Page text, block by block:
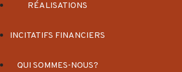
RÉALISATIONS
INCITATIFS FINANCIERS
QUI SOMMES-NOUS?